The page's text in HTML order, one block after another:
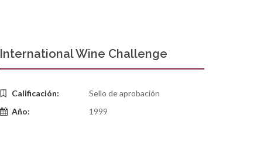
International Wine Challenge
Calificación:
Sello de aprobación
Año:
1999